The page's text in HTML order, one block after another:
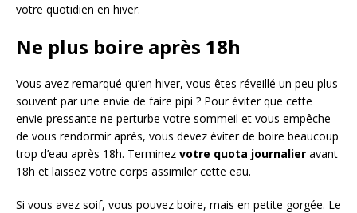
votre quotidien en hiver.
Ne plus boire après 18h
Vous avez remarqué qu’en hiver, vous êtes réveillé un peu plus
souvent par une envie de faire pipi ? Pour éviter que cette
envie pressante ne perturbe votre sommeil et vous empêche
de vous rendormir après, vous devez éviter de boire beaucoup
trop d’eau après 18h. Terminez votre quota journalier avant
18h et laissez votre corps assimiler cette eau.
Si vous avez soif, vous pouvez boire, mais en petite gorgée. Le